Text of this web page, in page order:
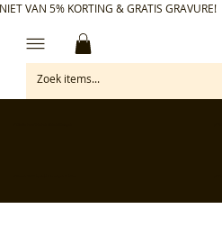
VAN 5% KORTING & GRATIS GRAVURE!